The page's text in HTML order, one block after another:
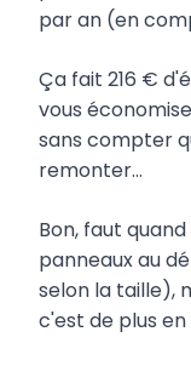
par an (en
Ça fait 216 €
vous
sans compter
remonter...
Bon, faut
panneaux au
selon la taille),
c'est de plus